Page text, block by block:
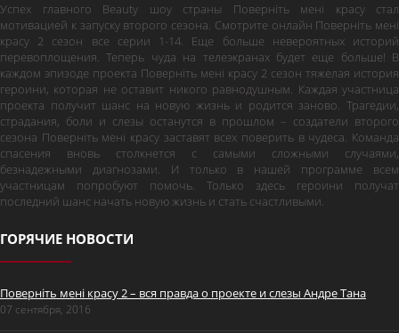
Успех главного Beauty шоу страны Поверніть мені красу стал
мотивацией к запуску второго сезона. Смотрите онлайн Поверніть мені
красу 2 сезон все серии 1-14. Еще больше невероятных историй
перевоплощения. Теперь чуда на телеэкранах будет еще больше! В
каждом эпизоде проекта Поверніть мені красу 2 сезон тяжелая история
героини, которая не оставит никого равнодушным. Каждая участница
проекта получит шанс на новую жизнь и родится заново. Трагедии,
страдания, боли и слезы останутся в прошлом – создатели второго
сезона Поверніть мені красу заставят всех поверить в чудеса. Команда
спасения вновь столкнется с самыми сложными случаями,
безнадежными диагнозами. И только в нашей программе всем
участницам попробуют помочь. Только здесь героини получат
последний шанс начать новую жизнь и стать счастливыми.
ГОРЯЧИЕ НОВОСТИ
Поверніть мені красу 2 – вся правда о проекте и слезы Андре Тана
07 сентября, 2016